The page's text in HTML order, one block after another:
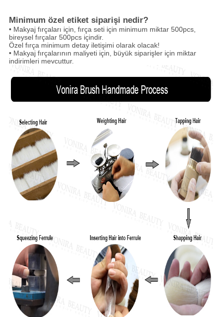
Minimum özel etiket siparişi nedir?
• Makyaj fırçaları için, fırça seti için minimum miktar 500pcs,
bireysel fırçalar 500pcs içindir.
Özel fırça minimum detay iletişimi olarak olacak!
• Makyaj fırçalarının maliyeti için, büyük siparişler için miktar
indirimleri mevcuttur.